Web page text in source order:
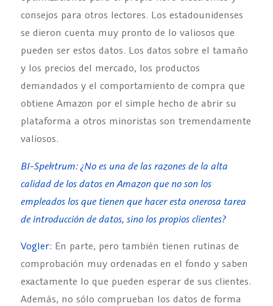
consejos para otros lectores. Los estadounidenses
se dieron cuenta muy pronto de lo valiosos que
pueden ser estos datos. Los datos sobre el tamaño
y los precios del mercado, los productos
demandados y el comportamiento de compra que
obtiene Amazon por el simple hecho de abrir su
plataforma a otros minoristas son tremendamente
valiosos.
BI-Spektrum: ¿No es una de las razones de la alta
calidad de los datos en Amazon que no son los
empleados los que tienen que hacer esta onerosa tarea
de introducción de datos, sino los propios clientes?
Vogler: En parte, pero también tienen rutinas de
comprobación muy ordenadas en el fondo y saben
exactamente lo que pueden esperar de sus clientes.
Además, no sólo comprueban los datos de forma